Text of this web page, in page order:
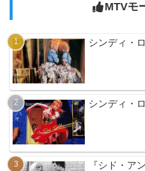
MTVモ
シンディ・
シンディ・
『シド・ア